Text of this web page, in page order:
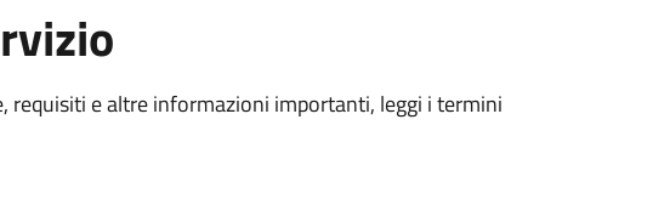
requisiti e altre informazioni importanti, leggi i termini